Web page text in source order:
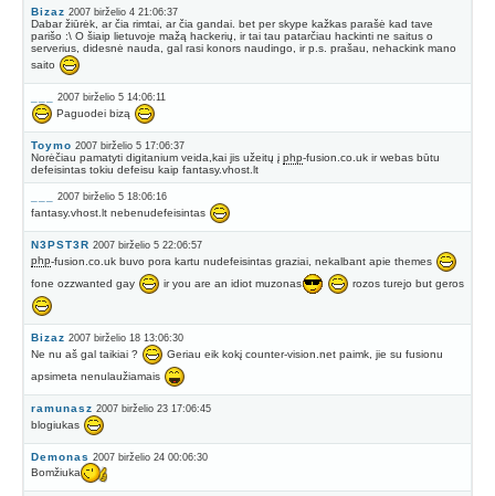
Bizaz 2007 birželio 4 21:06:37
Dabar žiūrėk, ar čia rimtai, ar čia gandai. bet per skype kažkas parašė kad tave
parišo :\ O šiaip lietuvoje mažą hackerių, ir tai tau patarčiau hackinti ne saitus o
serverius, didesnė nauda, gal rasi konors naudingo, ir p.s. prašau, nehackink mano
saito
2007 birželio 5 14:06:11
Paguodei bizą
Toymo 2007 birželio 5 17:06:37
Norėčiau pamatyti digitanium veida,kai jis užeitų į php-fusion.co.uk ir webas būtu
defeisintas tokiu defeisu kaip fantasy.vhost.lt
2007 birželio 5 18:06:16
fantasy.vhost.lt nebenudefeisintas
N3PST3R 2007 birželio 5 22:06:57
php-fusion.co.uk buvo pora kartu nudefeisintas graziai, nekalbant apie themes
fone ozzwanted gay
ir you are an idiot muzonas rozos turejo but geros
Bizaz 2007 birželio 18 13:06:30
Ne nu aš gal taikiai ?
Geriau eik kokį counter-vision.net paimk, jie su fusionu
apsimeta nenulaužiamais
ramunasz 2007 birželio 23 17:06:45
blogiukas
Demonas 2007 birželio 24 00:06:30
Bomžiuka